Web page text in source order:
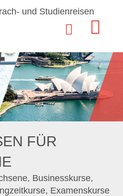
FÜR
Businesskurse,
Examenskurse